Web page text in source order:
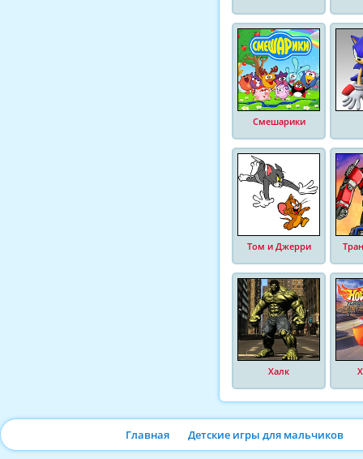
Смешарики
Том и Джерри
Халк
Главная Детские игры для мальчиков